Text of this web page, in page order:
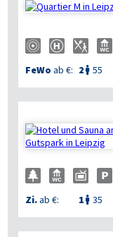
FeWo ab €: 2  55

Zi.ab €: 1  35